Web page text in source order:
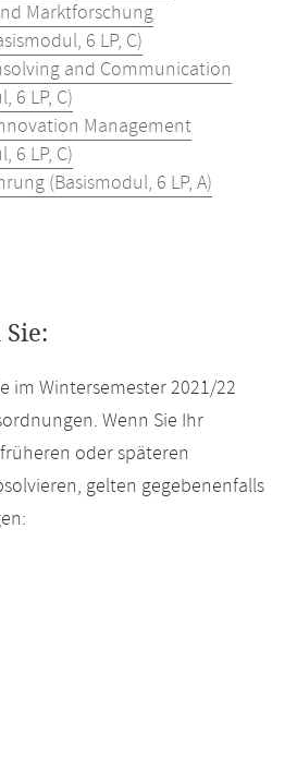
Marktforschung
6 LP, C)
and Communication
6 LP, C)
Management
6 LP, C)
(Basismodul, 6 LP, A)
im Wintersemester 2021/22
Wenn Sie Ihr
oder späteren
gelten gegebenenfalls